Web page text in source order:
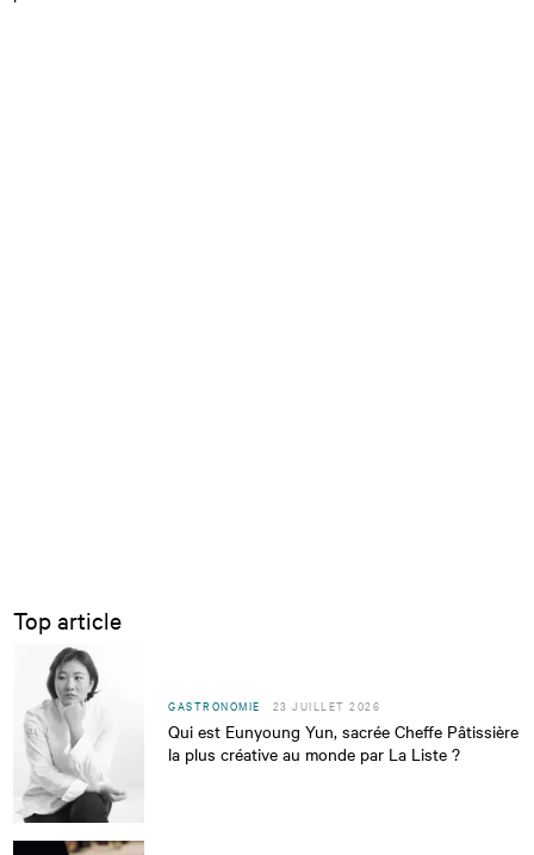
Top article
GASTRONOMIE 23 JUILLET 2026
Qui est Eunyoung Yun, sacrée Cheffe Pâtissière
la plus créative au monde par La Liste ?